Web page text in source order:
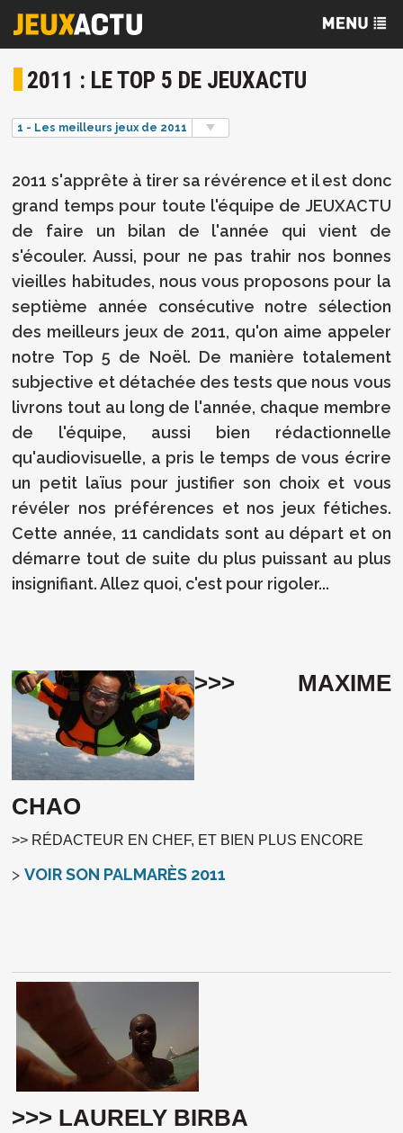
2011 : LE TOP 5 DE JEUXACTU
1 - Les meilleurs jeux de 2011
2011 s'apprête à tirer sa révérence et il est donc
grand temps pour toute l'équipe de JEUXACTU
de faire un bilan de l'année qui vient de
s'écouler. Aussi, pour ne pas trahir nos bonnes
vieilles habitudes, nous vous proposons pour la
septième année consécutive notre sélection
des meilleurs jeux de 2011, qu'on aime appeler
notre Top 5 de Noël. De manière totalement
subjective et détachée des tests que nous vous
livrons tout au long de l'année, chaque membre
de l'équipe, aussi bien rédactionnelle
qu'audiovisuelle, a pris le temps de vous écrire
un petit laïus pour justifier son choix et vous
révéler nos préférences et nos jeux fétiches.
Cette année, 11 candidats sont au départ et on
démarre tout de suite du plus puissant au plus
insignifiant. Allez quoi, c'est pour rigoler...
>>> MAXIME
CHAO
>> RÉDACTEUR EN CHEF, ET BIEN PLUS ENCORE
>VOIR SON PALMARÈS 2011
>>> LAURELY BIRBA